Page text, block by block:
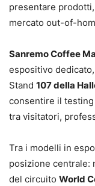
presentare
mercato out-of-
Sanremo Coffee
espositivo
Stand 107 della
consentire il
tra visitatori,
Tra i modelli in
posizione centrale:
del circuito World